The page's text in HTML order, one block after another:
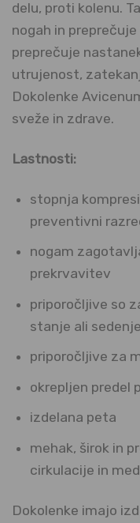
delu, proti kolenu.
nogah in
preprečuje
utrujenost,
Dokolenke
sveže in zdrave.
Lastnosti:
stopnja
preventivni
nogam
prekrvavitev
priporočljive so
stanje ali sedenje
priporočljive za
okrepljen predel
izdelana peta
mehak, širok in
cirkulacije in
Dokolenke imajo